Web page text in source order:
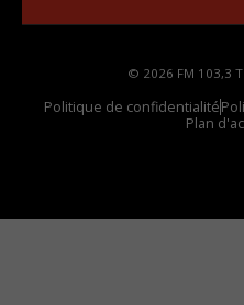
© 2026 FM 103,3
Politique de confidentialité
Plan